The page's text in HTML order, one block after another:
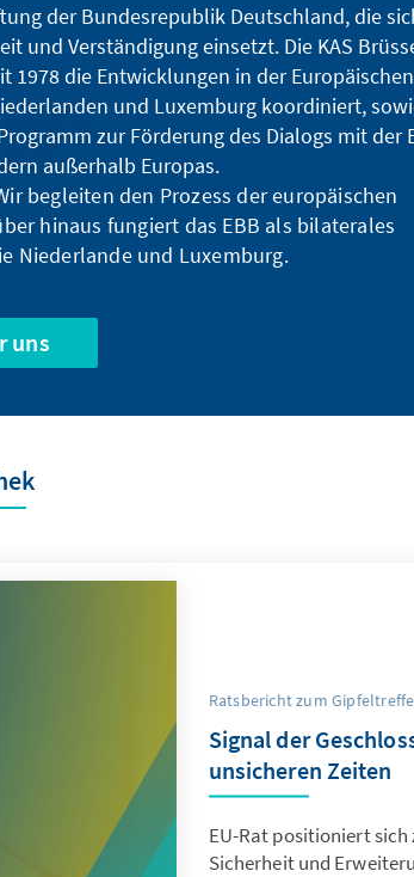
der Bundesrepublik Deutschland, die
und Verständigung einsetzt. Die KAS
1978 die Entwicklungen in der Europäischen
und Luxemburg koordiniert,
zur Förderung des Dialogs mit der
außerhalb Europas.
begleiten den Prozess der europäischen
hinaus fungiert das EBB als bilaterales
Niederlande und Luxemburg.
uns
Ratsbericht zum
Signal der
unsicheren Zeiten
EU-Rat positioniert sich
Sicherheit und